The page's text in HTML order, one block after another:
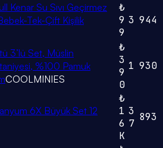
Kenar Su Sıvı Geçirmez
Tek-Çift Kişilik
₺
9
9
3 944
3’lü Set, Müslin
%100 Pamuk
COOLMINIES
₺
3
9
0
1 930
6X Büyük Set 12
₺
1
6
K
3
7
893